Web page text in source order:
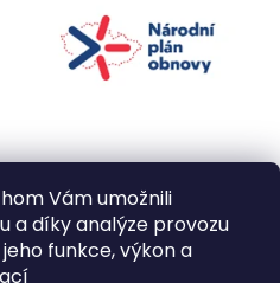
Vám umožnili
a díky analýze provozu
funkce, výkon a